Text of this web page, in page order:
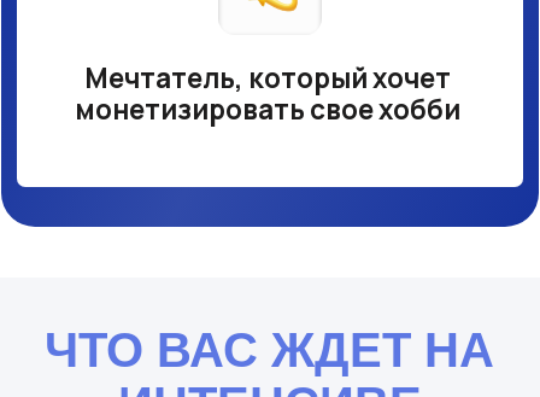
Освоим базовые приемы
цифровой живописи с нуля